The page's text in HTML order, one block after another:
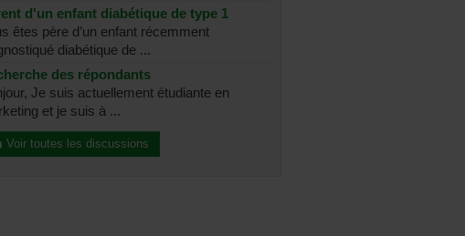
d'un enfant diabétique de type 1
êtes père d’un enfant récemment
diabétique de ...
des répondants
Je suis actuellement étudiante en
et je suis à ...
Voir toutes les discussions